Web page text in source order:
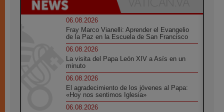
06.08.2026
Fray Marco Vianelli: Aprender el Evangelio
de la Paz en la Escuela de San Francisco
06.08.2026
La visita del Papa León XIV a Asís en un
minuto
06.08.2026
El agradecimiento de los jóvenes al Papa:
«Hoy nos sentimos Iglesia»
06.08.2026